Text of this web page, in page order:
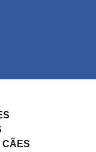
CÃES